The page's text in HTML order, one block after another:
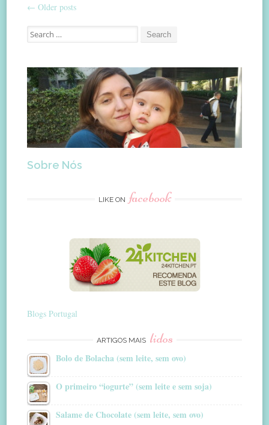
Post
navigation
← Older posts
Search
for:
Sobre Nós
LIKE ON facebook
Blogs Portugal
ARTIGOS MAIS lidos
Bolo de Bolacha (sem leite, sem ovo)
O primeiro “iogurte” (sem leite e sem soja)
Salame de Chocolate (sem leite, sem ovo)